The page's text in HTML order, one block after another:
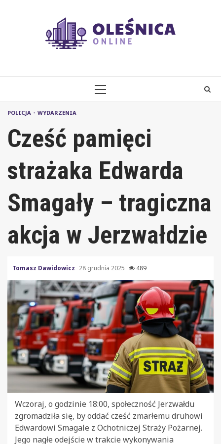
PRIMARY
POLICJA WYDARZENIA
Cześć pamięci
strażaka Edwarda
Smagały – tragiczna
akcja w Jerzwałdzie
Tomasz Dawidowicz 28 grudnia 2025 489
Wczoraj, o godzinie 18:00, społeczność Jerzwałdu
zgromadziła się, by oddać cześć zmarłemu druhowi
Edwardowi Smagale z Ochotniczej Straży Pożarnej.
Jego nagłe odejście w trakcie wykonywania